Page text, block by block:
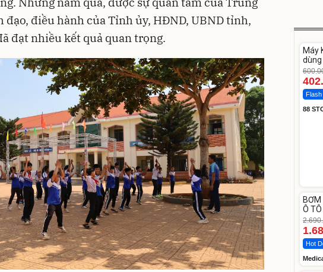
đạo, điều hành của Tỉnh ủy, HĐND, UBND tỉnh,
đạt nhiều kết quả quan trọng.
-33%
Máy
dùng
Flash
88
-37%
BƠM
Ô TÔ
Hot